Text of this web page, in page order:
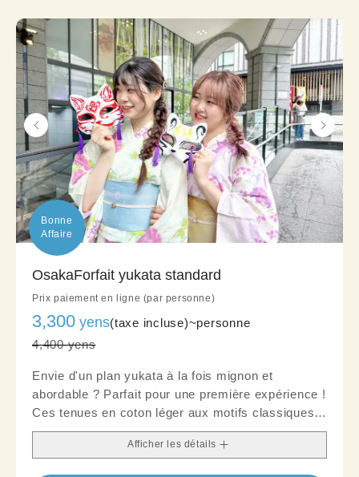
Bonne
Affaire
OsakaForfait yukata standard
Prix paiement en ligne (par personne)
3,300 yens(taxe incluse)~personne
4,400 yens
Envie d'un plan yukata à la fois mignon et
abordable ? Parfait pour une première expérience !
Ces tenues en coton léger aux motifs classiques
et tons doux offrent une allure soignée. Ajoutez
une obi et quelques accessoires pour une touche
Afficher les détails